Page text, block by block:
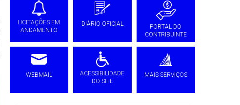
LICITAÇÕES EM
ANDAMENTO
DIÁRIO OFICIAL
PORTAL DO
CONTRIBUINTE
WEBMAIL
ACESSIBILIDADE
DO SITE
MAIS SERVIÇOS